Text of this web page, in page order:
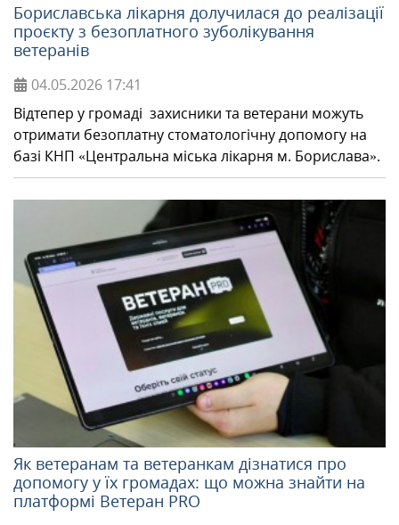
Бориславська лікарня долучилася до реалізації
проєкту з безоплатного зуболікування
ветеранів
04.05.2026 17:41
Відтепер у громаді захисники та ветерани можуть
отримати безоплатну стоматологічну допомогу на
базі КНП «Центральна міська лікарня м. Борислава».
Як ветеранам та ветеранкам дізнатися про
допомогу у їх громадах: що можна знайти на
платформі Ветеран PRO